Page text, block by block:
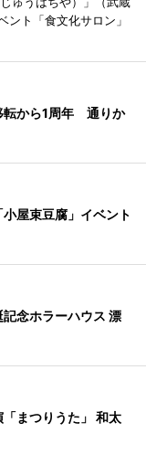
ント「食文化サロン」
転から1周年 通りか
屋束豆腐」イベント
念ホラーハウス 漂
まつりうた」 和太